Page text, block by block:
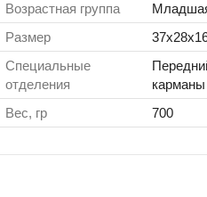
Возрастная группа
Размер
Специальные
отделения
карманы
Вес, гр
700